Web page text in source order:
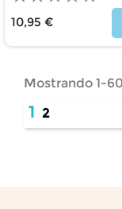
10,95 €
Mostrando 1-
1 2